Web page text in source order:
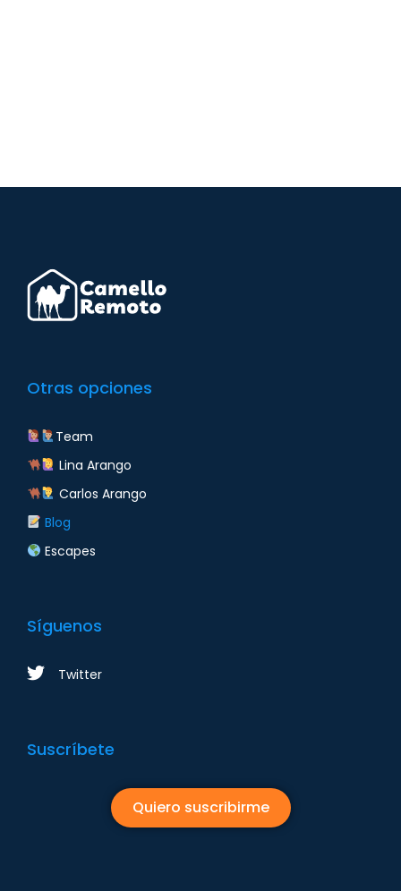
Otras opciones
Team
Lina Arango
Carlos Arango
Blog
Escapes
Síguenos
Twitter
Suscríbete
Quiero suscribirme